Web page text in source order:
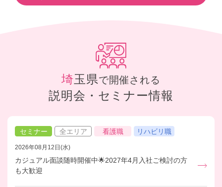
埼玉県で開催される
説明会・セミナー情報
セミナー 全エリア 看護職 リハビリ職
2026年08月12日(水)
カジュアル面談随時開催中🌟2027年4月入社ご検討の方
も大歓迎